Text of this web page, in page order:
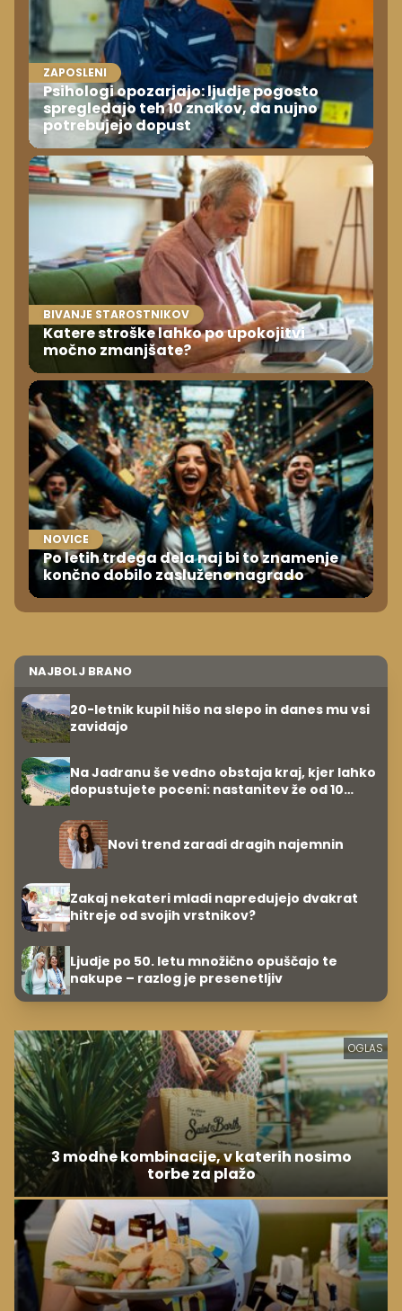
ZAPOSLENI
Psihologi opozarjajo: ljudje pogosto
spregledajo teh 10 znakov, da nujno
potrebujejo dopust
BIVANJE STAROSTNIKOV
Katere stroške lahko po upokojitvi
močno zmanjšate?
NOVICE
Po letih trdega dela naj bi to znamenje
končno dobilo zasluženo nagrado
NAJBOLJ BRANO
20-letnik kupil hišo na slepo in danes mu vsi
zavidajo
Na Jadranu še vedno obstaja kraj, kjer lahko
dopustujete poceni: nastanitev že od 10
Novi trend zaradi dragih najemnin
Zakaj nekateri mladi napredujejo dvakrat
hitreje od svojih vrstnikov?
Ljudje po 50. letu množično opuščajo te
nakupe – razlog je presenetljiv
OGLAS
3 modne kombinacije, v katerih nosimo
torbe za plažo